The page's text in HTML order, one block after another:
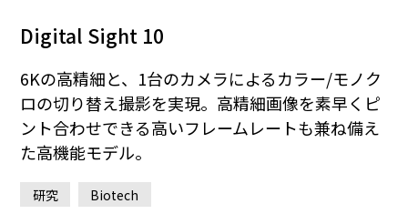
Digital Sight 10
6Kの高精細と、1台のカメラによるカラー/モノク
ロの切り替え撮影を実現。高精細画像を素早くピ
ント合わせできる高いフレームレートも兼ね備え
た高機能モデル。
研究 Biotech